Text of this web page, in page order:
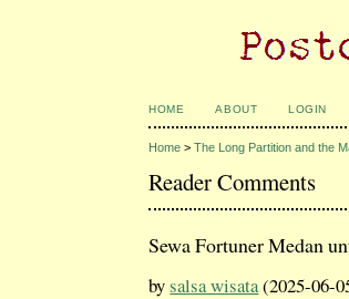
HOME ABOUT LOGIN
Home >The Long Partition and the
Reader Comments
Sewa Fortuner Medan
bysalsa wisata(2025-06-